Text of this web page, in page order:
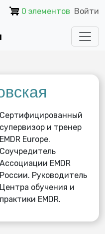
0 элементов Войти
Сертифицированный
супервизор и тренер
EMDR Europе.
Соучредитель
Ассоциации EMDR
России. Руководитель
Центра обучения и
практики EMDR.